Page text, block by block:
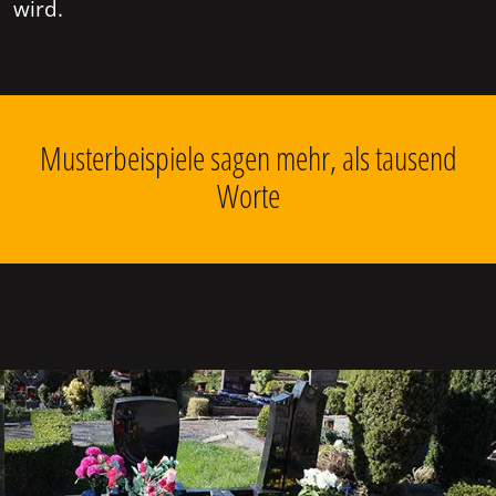
wird.
Musterbeispiele sagen mehr, als tausend
Worte